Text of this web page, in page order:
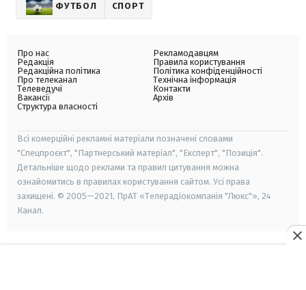
ФУТБОЛ СПОРТ
Про нас
Редакція
Редакційна політика
Про телеканал
Телеведучі
Вакансії
Структура власності
Рекламодавцям
Правила користування
Політика конфіденційності
Технічна інформація
Контакти
Архів
Всі комерційні рекламні матеріали позначені словами
"Спецпроєкт", "Партнерський матеріал", "Експерт", "Позиція".
Детальніше щодо реклами та правил цитування можна
ознайомитись в правилах користування сайтом. Усі права
захищені. © 2005—2021, ПрАТ «Телерадіокомпанія "Люкс"», 24
Канал.